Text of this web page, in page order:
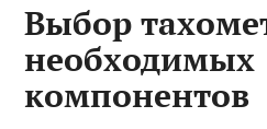
Выбор
необходимых
компонентов